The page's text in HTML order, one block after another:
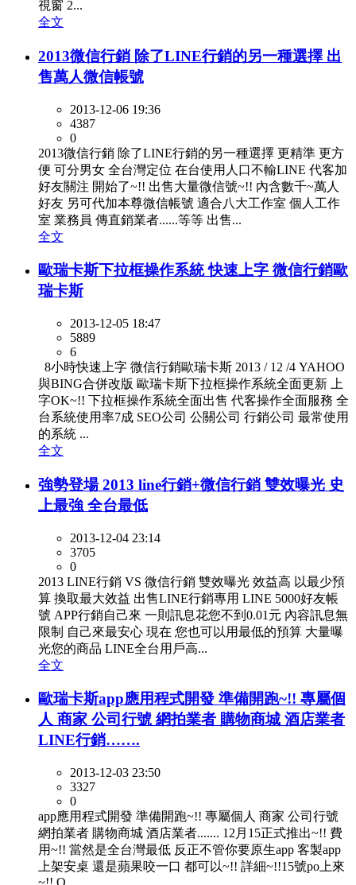
視窗 2...
全文
2013微信行銷 除了LINE行銷的另一種選擇 出
售萬人微信帳號
2013-12-06 19:36
4387
0
2013微信行銷 除了LINE行銷的另一種選擇 更精準 更方
便 可分男女 全台灣定位 在台使用人口不輸LINE 代客加
好友關注 開始了~!! 出售大量微信號~!! 內含數千~萬人
好友 另可代加本尊微信帳號 適合八大工作室 個人工作
室 業務員 傳直銷業者......等等 出售...
全文
歐瑞卡斯下拉框操作系統 快速上字 微信行銷歐
瑞卡斯
2013-12-05 18:47
5889
6
8小時快速上字 微信行銷歐瑞卡斯 2013 / 12 /4 YAHOO
與BING合併改版 歐瑞卡斯下拉框操作系統全面更新 上
字OK~!! 下拉框操作系統全面出售 代客操作全面服務 全
台系統使用率7成 SEO公司 公關公司 行銷公司 最常使用
的系統 ...
全文
強勢登場 2013 line行銷+微信行銷 雙效曝光 史
上最強 全台最低
2013-12-04 23:14
3705
0
2013 LINE行銷 VS 微信行銷 雙效曝光 效益高 以最少預
算 換取最大效益 出售LINE行銷專用 LINE 5000好友帳
號 APP行銷自己來 一則訊息花您不到0.01元 內容訊息無
限制 自己來最安心 現在 您也可以用最低的預算 大量曝
光您的商品 LINE全台用戶高...
全文
歐瑞卡斯app應用程式開發 準備開跑~!! 專屬個
人 商家 公司行號 網拍業者 購物商城 酒店業者
LINE行銷…….
2013-12-03 23:50
3327
0
app應用程式開發 準備開跑~!! 專屬個人 商家 公司行號
網拍業者 購物商城 酒店業者....... 12月15正式推出~!! 費
用~!! 當然是全台灣最低 反正不管你要原生app 客製app
上架安桌 還是蘋果咬一口 都可以~!! 詳細~!!15號po上來
~!! O...